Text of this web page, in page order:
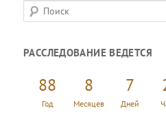
П
о
с
РАССЛЕДОВАНИЕ ВЕДЕТСЯ
88
Год
8
Месяцев
7
Дней